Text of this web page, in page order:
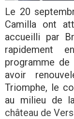
Le 20
Camilla ont
accueilli par
rapidement
programme
avoir
Triomphe, le
au milieu de
château de